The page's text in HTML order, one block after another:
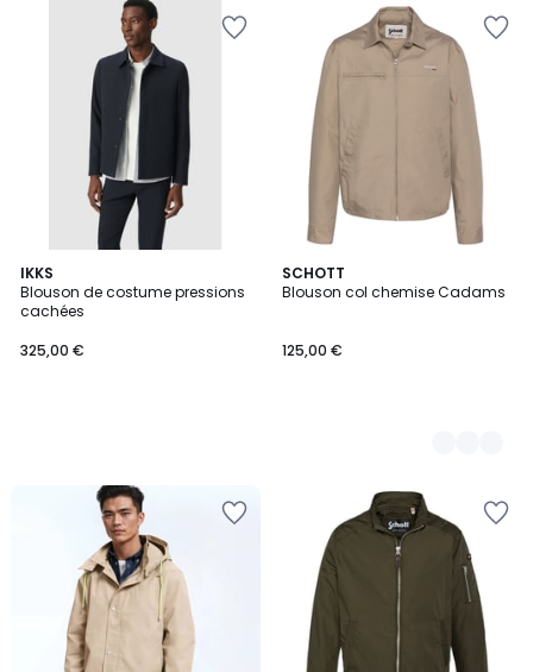
IKKS
Blouson de costume pressions
cachées
325,00 €
SCHOTT
Blouson col chemise Cadams
125,00 €
4
Couleurs